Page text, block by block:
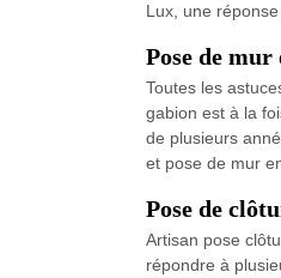
Lux, une
Pose de
Toutes les
gabion est à la
de plusieurs
et pose de mur
Pose de
Artisan pose
répondre à